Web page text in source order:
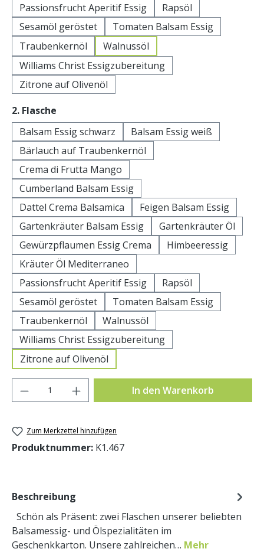
Passionsfrucht Aperitif Essig
Rapsöl
Sesamöl geröstet
Tomaten Balsam Essig
Traubenkernöl
Walnussöl
Williams Christ Essigzubereitung
Zitrone auf Olivenöl
2. Flasche
Balsam Essig schwarz
Balsam Essig weiß
Bärlauch auf Traubenkernöl
Crema di Frutta Mango
Cumberland Balsam Essig
Dattel Crema Balsamica
Feigen Balsam Essig
Gartenkräuter Balsam Essig
Gartenkräuter Öl
Gewürzpflaumen Essig Crema
Himbeeressig
Kräuter Öl Mediterraneo
Passionsfrucht Aperitif Essig
Rapsöl
Sesamöl geröstet
Tomaten Balsam Essig
Traubenkernöl
Walnussöl
Williams Christ Essigzubereitung
Zitrone auf Olivenöl
Produkt Anzahl: Gib den gewünschten
In den Warenkorb
Zum Merkzettel hinzufügen
Produktnummer: K1.467
Beschreibung
Schön als Präsent: zwei Flaschen unserer beliebten
Balsamessig- und Ölspezialitäten im
Geschenkkarton. Unsere zahlreichen… Mehr